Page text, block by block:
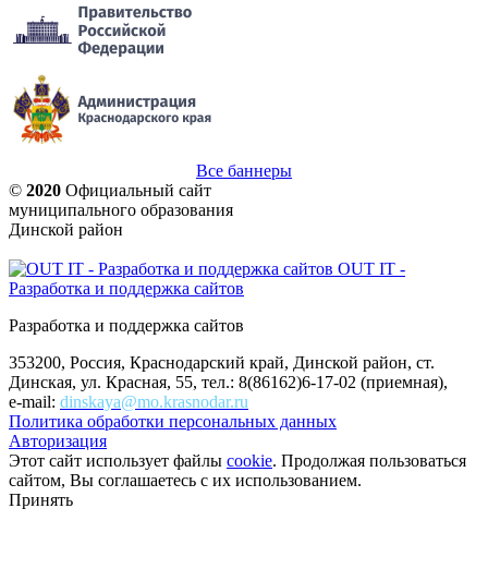
Все баннеры
© 2020 Официальный сайт
муниципального образования
Динской район
OUT IT -
Разработка и поддержка сайтов
Разработка и поддержка сайтов
353200, Россия, Краснодарский край, Динской район, ст.
Динская, ул. Красная, 55, тел.: 8(86162)6-17-02 (приемная),
e-mail: dinskaya@mo.krasnodar.ru
Политика обработки персональных данных
Авторизация
Этот сайт использует файлы cookie. Продолжая пользоваться
сайтом, Вы соглашаетесь с их использованием.
Принять